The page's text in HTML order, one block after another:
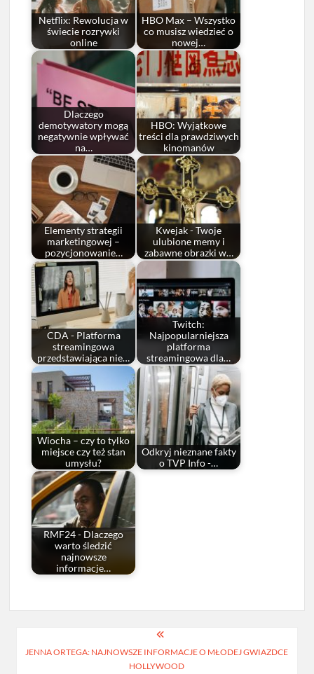
Netflix: Rewolucja w
świecie rozrywki
online
HBO Max – Wszystko
co musisz wiedzieć o
nowej…
Dlaczego
demotywatory mogą
negatywnie wpływać
na…
HBO: Wyjątkowe
treści dla prawdziwych
kinomanów
Elementy strategii
marketingowej –
pozycjonowanie…
Kwejak - Twoje
ulubione memy i
zabawne obrazki w…
CDA - Platforma
streamingowa
przedstawiająca nie…
Twitch:
Najpopularniejsza
platforma
streamingowa dla…
Wiocha – czy to tylko
miejsce czy też stan
umysłu?
Odkryj nieznane fakty
o TVP Info -…
RMF24 - Dlaczego
warto śledzić
najnowsze
informacje…
wpisu
JENNA ORTEGA: NAJNOWSZE INFORMACJE O MŁODEJ GWIAZDCE
HOLLYWOOD